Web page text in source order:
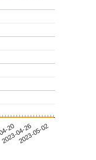
20
2023-04-262023-05-02